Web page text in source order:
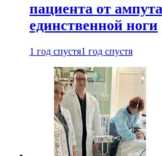
пациента от
единственной ноги
1 год спустя1 год спустя